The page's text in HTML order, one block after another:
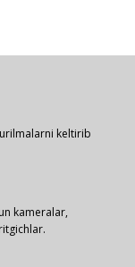
keltirib
kameralar,